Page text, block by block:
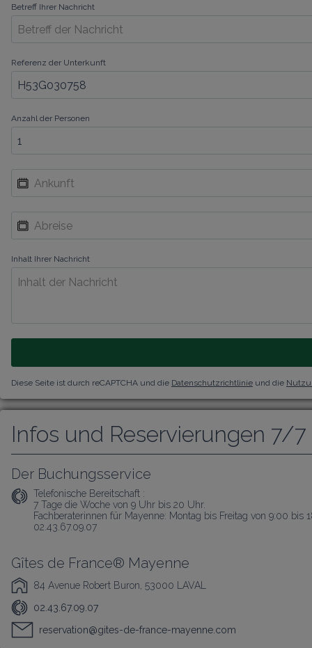
Betreff Ihrer Nachricht
Referenz der Unterkunft
Anzahl der Personen
Inhalt Ihrer Nachricht
Diese Seite ist durch reCAPTCHA und die Datenschutzrichtlinie und die
Infos und Reservierungen 7/7
Der Buchungsservice
Telefonische Bereitschaft :
7 Tage die Woche von 9 Uhr bis 20 Uhr.
Fachberaterinnen für Mayenne: Montag bis Freitag von 9:00
02.43.67.09.07
Gîtes de France® Mayenne
84 Avenue Robert Buron, 53000 LAVAL
02.43.67.09.07
reservation@gites-de-france-mayenne.com